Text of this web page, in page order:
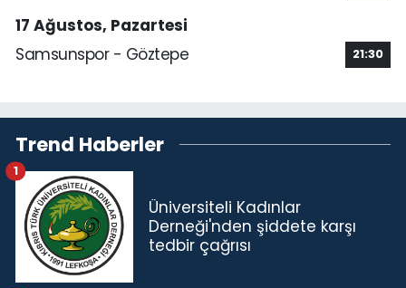
17 Ağustos, Pazartesi
Samsunspor - Göztepe
21:30
Trend Haberler
Üniversiteli Kadınlar
Derneği'nden şiddete karşı
tedbir çağrısı
1